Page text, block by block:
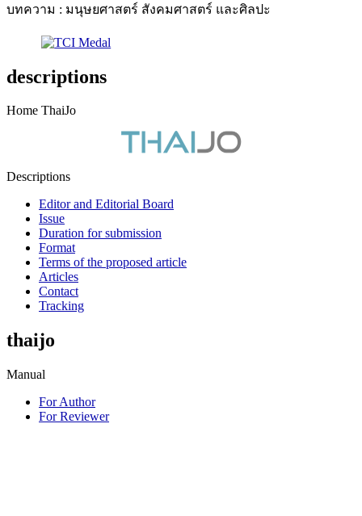
บทความ : มนุษยศาสตร์ สังคมศาสตร์ และศิลปะ
descriptions
Home ThaiJo
Descriptions
Editor and Editorial Board
Issue
Duration for submission
Format
Terms of the proposed article
Articles
Contact
Tracking
thaijo
Manual
For Author
For Reviewer